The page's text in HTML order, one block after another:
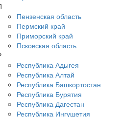
Пензенская область
Пермский край
Приморский край
Псковская область
Республика Адыгея
Республика Алтай
Республика Башкортостан
Республика Бурятия
Республика Дагестан
Республика Ингушетия